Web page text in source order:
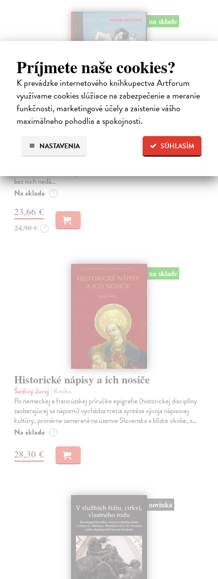
Príjmete naše cookies?
K prevádzke internetového kníhkupectva Artforum
využívame cookies slúžiace na zabezpečenie a meranie
funkčnosti, marketingové účely a zaistenie vášho
maximálneho pohodlia a spokojnosti.
SÚHLASÍM
NASTAVENIA
na sklade
Studne mútne
Getting Peter| Kniha
Sú ikonickými postavami našej kultúry. Postavili im sochy a
bez nich nedá…
Na sklade ?
23,66 €
24,90 € ?
na sklade
Historické nápisy a ich nosiče
Šedivý Juraj | Kniha
Po nemeckej a francúzskej príručke epigrafie (historickej disciplíny
zaoberajúcej sa nápismi) vychádza tretia syntéza vývoja nápisovej
kultúry, primárne zameraná na územie Slovenska a blízke okolie, s…
Na sklade ?
28,30 €
novinka